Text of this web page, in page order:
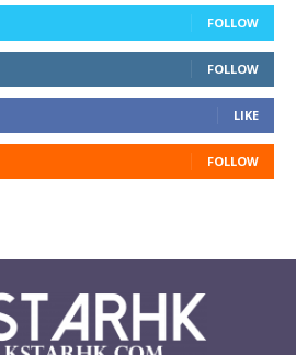
FOLLOW
FOLLOW
LIKE
FOLLOW